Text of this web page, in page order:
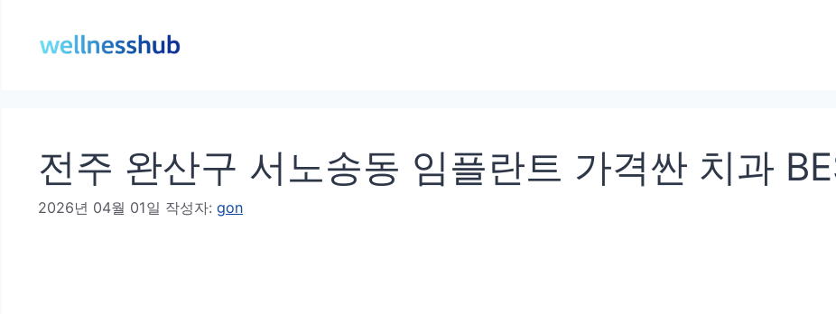
전주 완산구 서노송동 임플란트 가격싼 치과
2026년 04월 01일 작성자: gon